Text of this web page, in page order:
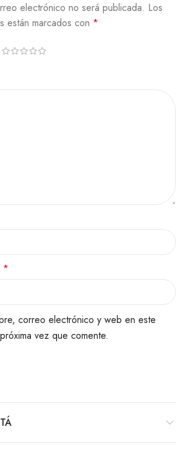
electrónico no será publicada. Los
están marcados con *
*
correo electrónico y web en este
vez que comente.